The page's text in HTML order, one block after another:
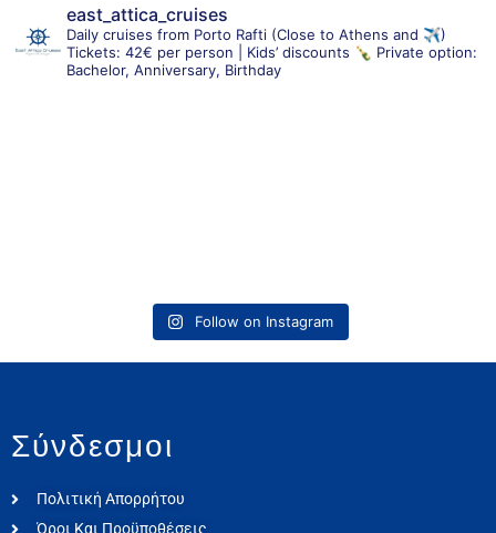
east_attica_cruises
Daily cruises from Porto Rafti (Close to Athens and ✈️)
Tickets: 42€ per person | Kids’ discounts 🍾 Private option:
Bachelor, Anniversary, Birthday
Follow on Instagram
Σύνδεσμοι
Πολιτική Απορρήτου
Όροι Και Προϋποθέσεις